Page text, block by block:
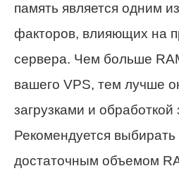
память является одним
факторов, влияющих на
сервера. Чем больше
вашего VPS, тем лучше
загрузками и обработкой
Рекомендуется выбирать
достаточным объемом